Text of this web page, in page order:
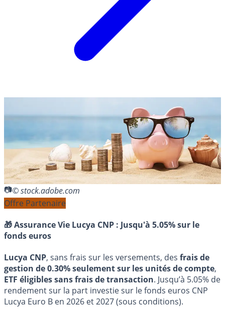
© stock.adobe.com
Offre Partenaire
🎁 Assurance Vie Lucya CNP : Jusqu'à 5.05% sur le
fonds euros
Lucya CNP, sans frais sur les versements, des frais de
gestion de 0.30% seulement sur les unités de compte,
ETF éligibles sans frais de transaction. Jusqu’à 5.05% de
rendement sur la part investie sur le fonds euros CNP
Lucya Euro B en 2026 et 2027 (sous conditions).